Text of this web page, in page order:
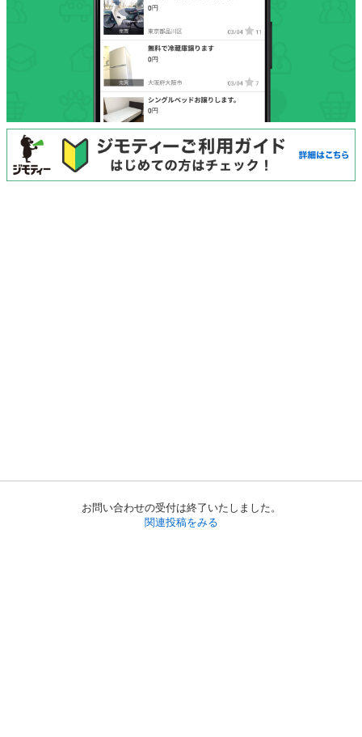
お問い合わせの受付は終了いたしました。
関連投稿をみる